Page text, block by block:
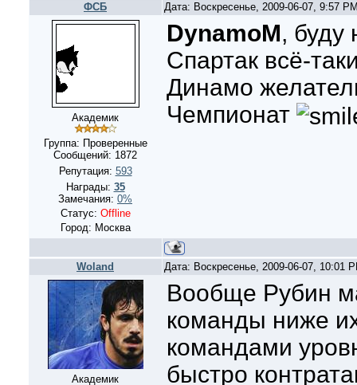
ФСБ Дата: Воскресенье, 2009-06-07, 9:57
Академик
Группа: Проверенные
Сообщений: 1872
Репутация: 593
Награды: 35
Замечания: 0%
Статус: Offline
Город: Москва
DynamoM, буду
Спартак всё-
Динамо
Чемпионат
Woland Дата: Воскресенье, 2009-06-07, 10:01
Академик
Вообще Рубин
команды ниже
командами
быстро